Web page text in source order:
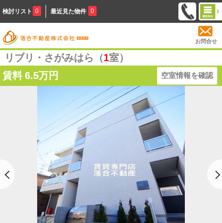
検討リスト 0 最近見た物件 0
お問合せ
リブリ・さがみはら（1室）
賃料 6.5万円 空室情報を確認